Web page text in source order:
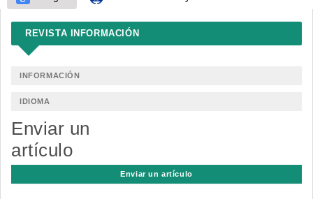
REVISTA INFORMACIÓN
INFORMACIÓN
IDIOMA
Enviar un
artículo
Enviar un artículo